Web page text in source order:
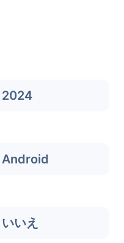
2024
Android
いいえ